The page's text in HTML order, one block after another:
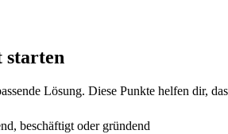
starten
Lösung. Diese Punkte helfen dir,
beschäftigt oder gründend